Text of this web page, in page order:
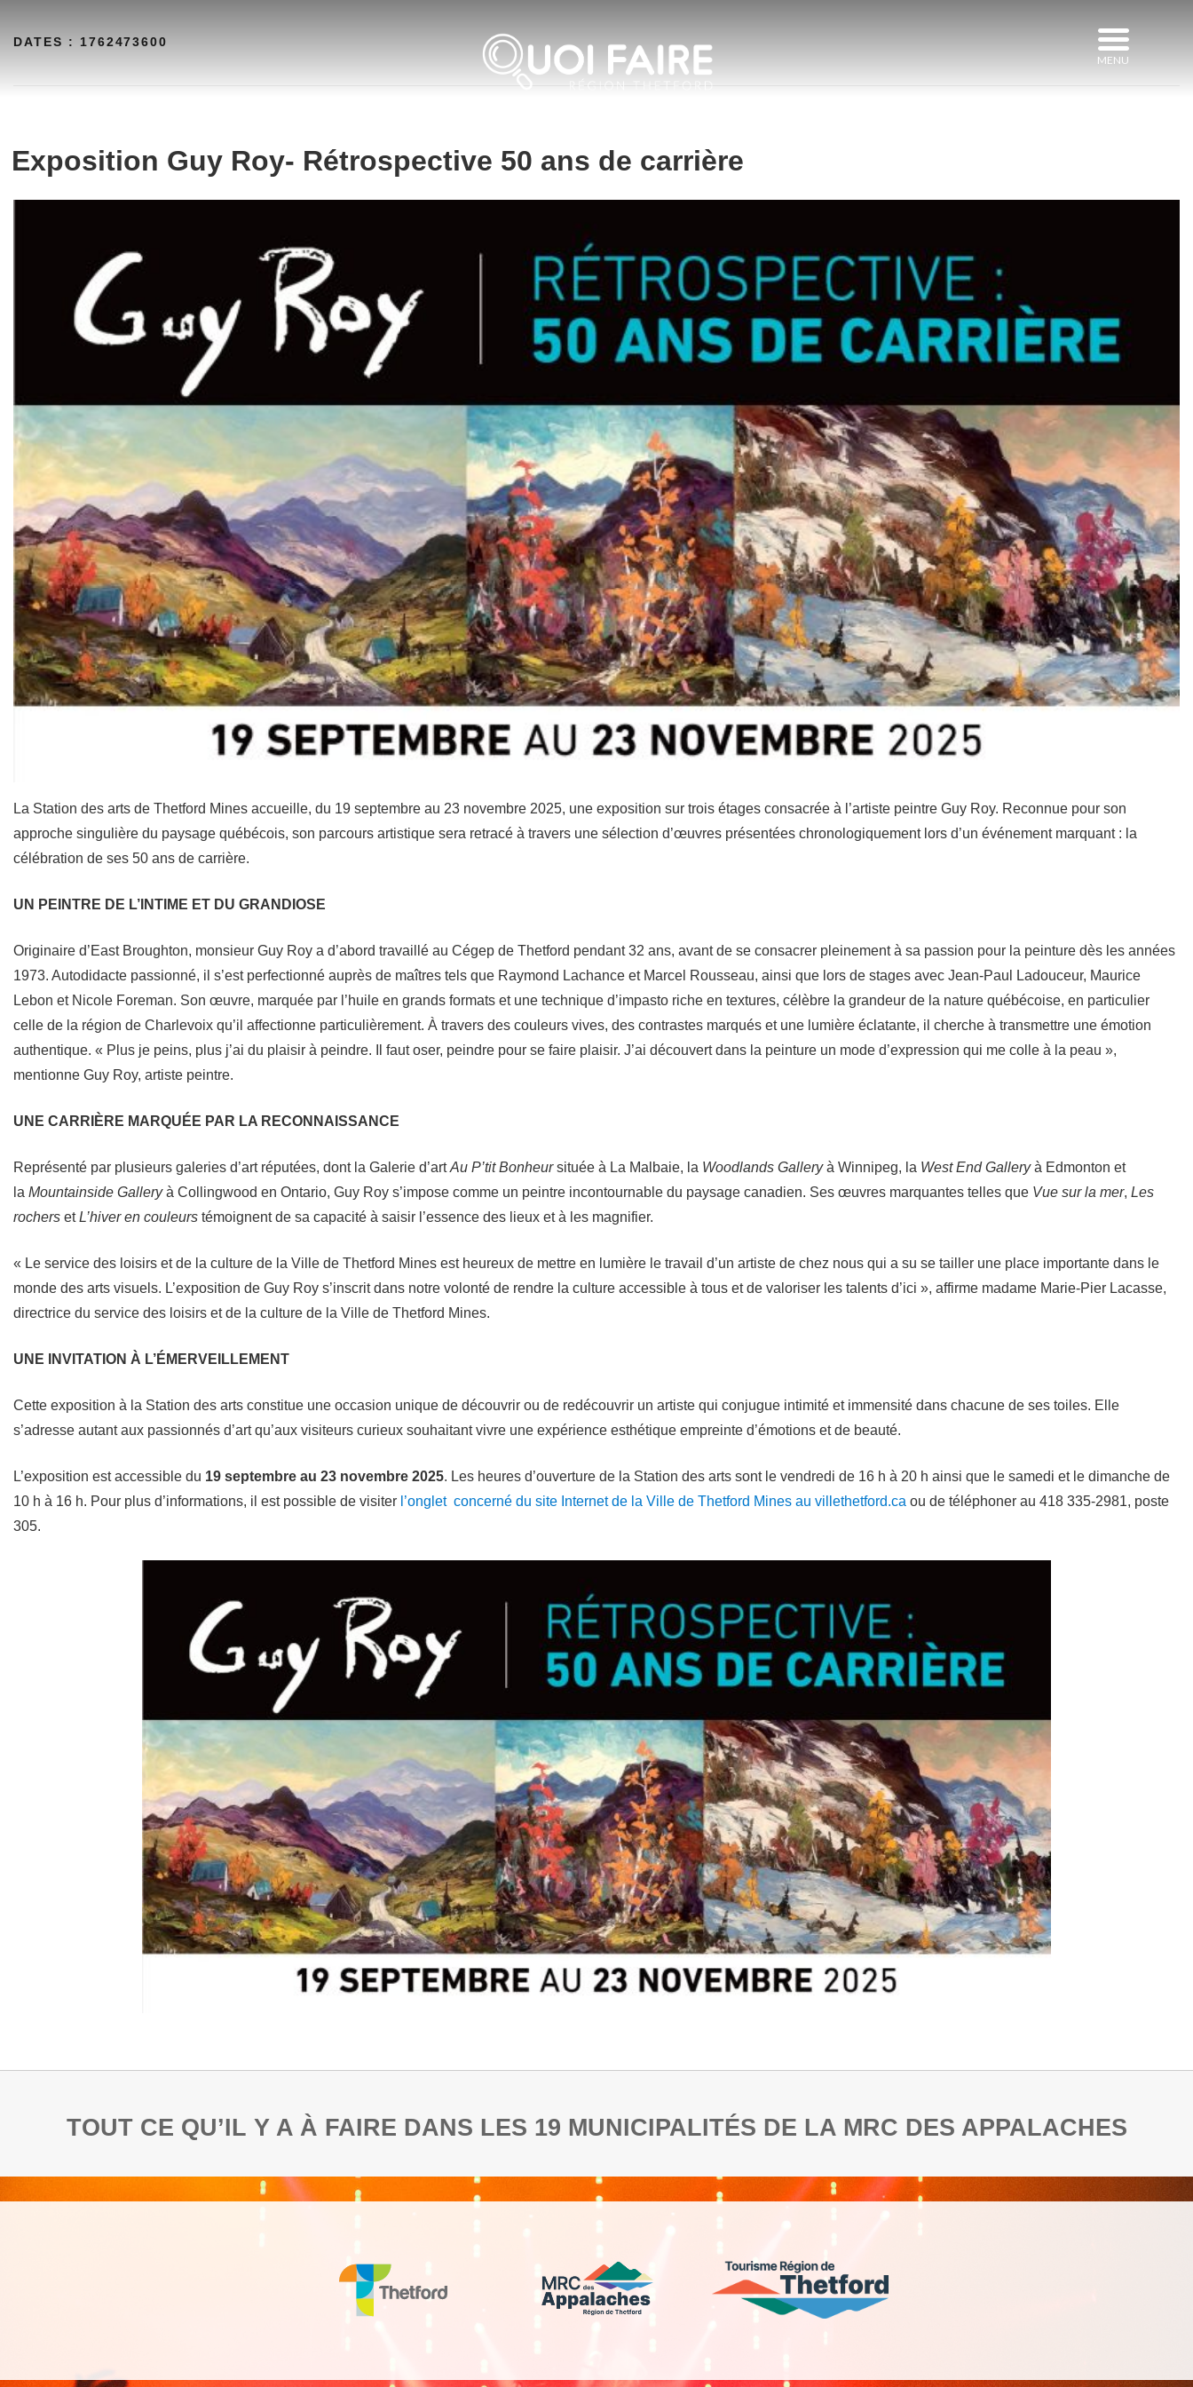
contenu
DATES : 1762473600
Exposition Guy Roy- Rétrospective 50 ans de carrière
La Station des arts de Thetford Mines accueille, du 19 septembre au 23 novembre 2025, une exposition sur trois étages consacrée à l’artiste peintre Guy Roy. Reconnue pour son
approche singulière du paysage québécois, son parcours artistique sera retracé à travers une sélection d’œuvres présentées chronologiquement lors d’un événement marquant : la
célébration de ses 50 ans de carrière.
UN PEINTRE DE L’INTIME ET DU GRANDIOSE
Originaire d’East Broughton, monsieur Guy Roy a d’abord travaillé au Cégep de Thetford pendant 32 ans, avant de se consacrer pleinement à sa passion pour la peinture dès les années
1973. Autodidacte passionné, il s’est perfectionné auprès de maîtres tels que Raymond Lachance et Marcel Rousseau, ainsi que lors de stages avec Jean-Paul Ladouceur, Maurice
Lebon et Nicole Foreman. Son œuvre, marquée par l’huile en grands formats et une technique d’impasto riche en textures, célèbre la grandeur de la nature québécoise, en particulier
celle de la région de Charlevoix qu’il affectionne particulièrement. À travers des couleurs vives, des contrastes marqués et une lumière éclatante, il cherche à transmettre une émotion
authentique. « Plus je peins, plus j’ai du plaisir à peindre. Il faut oser, peindre pour se faire plaisir. J’ai découvert dans la peinture un mode d’expression qui me colle à la peau »,
mentionne Guy Roy, artiste peintre.
UNE CARRIÈRE MARQUÉE PAR LA RECONNAISSANCE
Représenté par plusieurs galeries d’art réputées, dont la Galerie d’artAu P’tit Bonheursituée à La Malbaie, la Woodlands Galleryà Winnipeg, la West End Galleryà Edmonton et
la Mountainside Galleryà Collingwood en Ontario, Guy Roy s’impose comme un peintre incontournable du paysage canadien. Ses œuvres marquantes telles que Vue sur la mer, Les
rochers etL’hiver en couleurs témoignent de sa capacité à saisir l’essence des lieux et à les magnifier.
« Le service des loisirs et de la culture de la Ville de Thetford Mines est heureux de mettre en lumière le travail d’un artiste de chez nous qui a su se tailler une place importante dans le
monde des arts visuels. L’exposition de Guy Roy s’inscrit dans notre volonté de rendre la culture accessible à tous et de valoriser les talents d’ici », affirme madame Marie-Pier Lacasse,
directrice du service des loisirs et de la culture de la Ville de Thetford Mines.
UNE INVITATION À L’ÉMERVEILLEMENT
Cette exposition à la Station des arts constitue une occasion unique de découvrir ou de redécouvrir un artiste qui conjugue intimité et immensité dans chacune de ses toiles. Elle
s’adresse autant aux passionnés d’art qu’aux visiteurs curieux souhaitant vivre une expérience esthétique empreinte d’émotions et de beauté.
L’exposition est accessible du 19 septembre au 23 novembre 2025. Les heures d’ouverture de la Station des arts sont le vendredi de 16 h à 20 h ainsi que le samedi et le dimanche de
10 h à 16 h. Pour plus d’informations, il est possible de visiter l’onglet concerné du site Internet de la Ville de Thetford Mines au villethetford.ca ou de téléphoner au 418 335-2981, poste
305.
TOUT CE QU’IL Y A À FAIRE DANS LES 19 MUNICIPALITÉS DE LA MRC DES APPALACHES